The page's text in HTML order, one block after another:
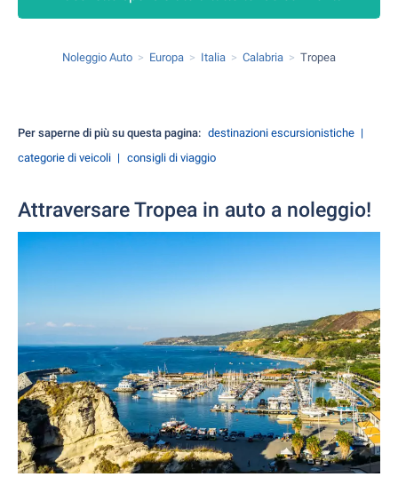
Noleggio Auto Europa Italia Calabria Tropea
Per saperne di più su questa pagina: destinazioni escursionistiche
categorie di veicoli
consigli di viaggio
Attraversare Tropea in auto a noleggio!